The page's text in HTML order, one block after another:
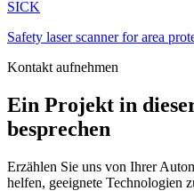
SICK
Safety laser scanner for area
Kontakt aufnehmen
Ein Projekt in
besprechen
Erzählen Sie uns von Ihrer
helfen, geeignete Technologien